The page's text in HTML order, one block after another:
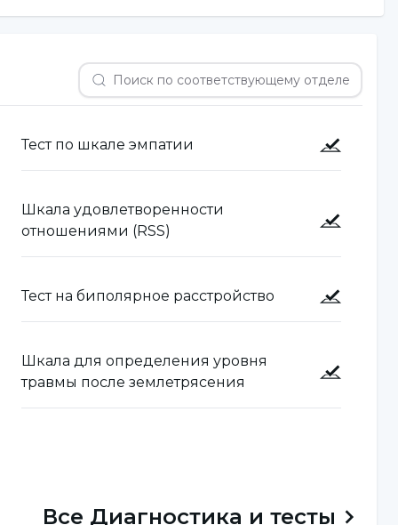
Тест по шкале эмпатии
Шкала удовлетворенности
отношениями (RSS)
Тест на биполярное расстройство
Шкала для определения уровня
травмы после землетрясения
Все Диагностика и тесты